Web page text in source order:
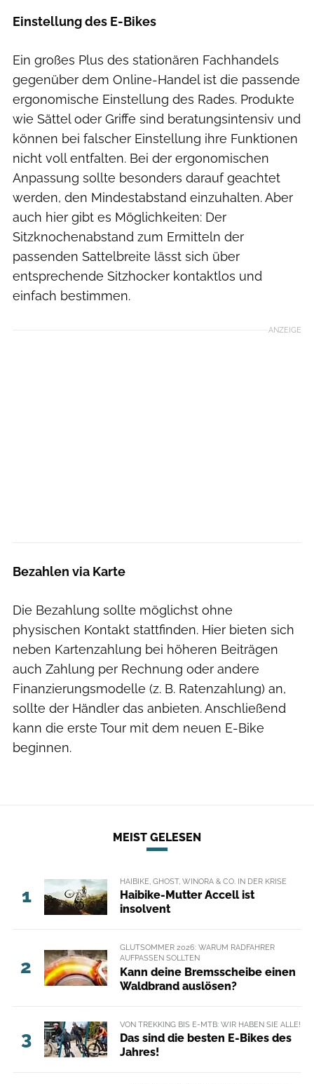
Einstellung des E-Bikes
Ein großes Plus des stationären Fachhandels
gegenüber dem Online-Handel ist die passende
ergonomische Einstellung des Rades. Produkte
wie Sättel oder Griffe sind beratungsintensiv und
können bei falscher Einstellung ihre Funktionen
nicht voll entfalten. Bei der ergonomischen
Anpassung sollte besonders darauf geachtet
werden, den Mindestabstand einzuhalten. Aber
auch hier gibt es Möglichkeiten: Der
Sitzknochenabstand zum Ermitteln der
passenden Sattelbreite lässt sich über
entsprechende Sitzhocker kontaktlos und
einfach bestimmen.
ANZEIGE
Bezahlen via Karte
Die Bezahlung sollte möglichst ohne
physischen Kontakt stattfinden. Hier bieten sich
neben Kartenzahlung bei höheren Beiträgen
auch Zahlung per Rechnung oder andere
Finanzierungsmodelle (z. B. Ratenzahlung) an,
sollte der Händler das anbieten. Anschließend
kann die erste Tour mit dem neuen E-Bike
beginnen.
MEIST GELESEN
1
HAIBIKE, GHOST, WINORA & CO. IN DER KRISE
Haibike-Mutter Accell ist
insolvent
2
GLUTSOMMER 2026: WARUM RADFAHRER
AUFPASSEN SOLLTEN
Kann deine Bremsscheibe einen
Waldbrand auslösen?
3
VON TREKKING BIS E-MTB: WIR HABEN SIE ALLE!
Das sind die besten E-Bikes des
Jahres!